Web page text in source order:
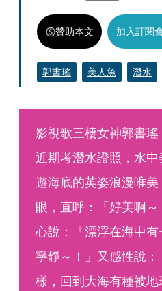
贊助本文 加入訂閱
郭書瑤 美人魚 潛水
影視歌三棲女神郭書
近期考潛水證照，水
遊海底的英姿浪漫唯
眼，直呼：「好美啊
心說：「漂浮在海中
寧靜～！」又感性說
樣，回到大海有種被地